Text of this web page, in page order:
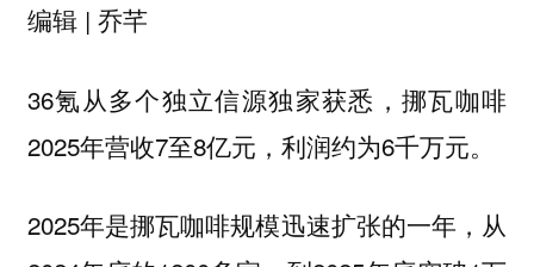
编辑 | 乔芊
36氪从多个独立信源独家获悉，挪瓦咖啡
2025年营收7至8亿元，利润约为6千万元。
2025年是挪瓦咖啡规模迅速扩张的一年，从